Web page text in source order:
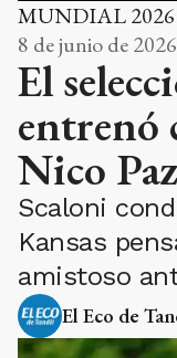
MUNDIAL 2026
8 de junio de
El
entrenó
Nico Paz
Scaloni
Kansas
amistoso
El Eco de